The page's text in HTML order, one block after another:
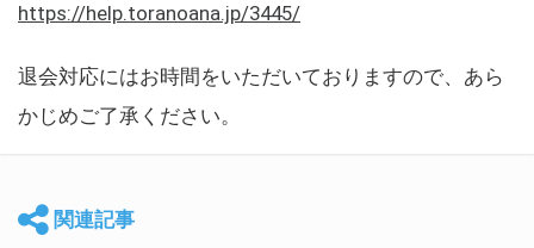
https://help.toranoana.jp/3445/
退会対応にはお時間をいただいておりますので、あら
かじめご了承ください。
関連記事